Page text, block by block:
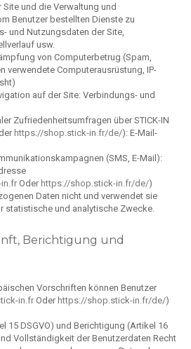
und die Verwaltung und
Benutzer bestellten Dienste zu
und Nutzungsdaten der Site,
usw.
von Computerbetrug (Spam,
verwendete Computerausrüstung, IP-
auf der Site: Verbindungs- und
Zufriedenheitsumfragen über STICK-IN
https://shop.stick-in.fr/de/): E-Mail-
(SMS, E-Mail):
Oder https://shop.stick-in.fr/de/)
Daten nicht und verwendet sie
statistische und analytische Zwecke.
Berichtigung und
Vorschriften können Benutzer
in.fr Oder https://shop.stick-in.fr/de/)
15 DSGVO) und Berichtigung (Artikel 16
Vollständigkeit der Benutzerdaten Recht